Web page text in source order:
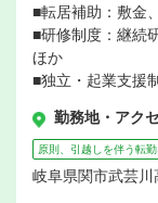
■転居補助：敷金
■研修制度：継続
ほか
■独立・起業支援
勤務地・アク
原則、引越しを伴う転勤
岐阜県関市武芸